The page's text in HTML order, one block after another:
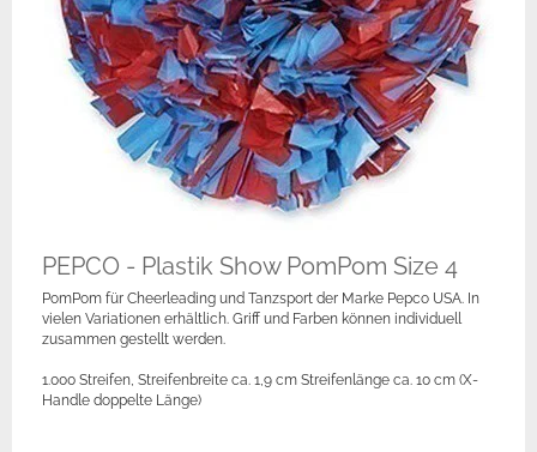
PEPCO - Plastik Show PomPom Size 4
PomPom für Cheerleading und Tanzsport der Marke Pepco USA. In
vielen Variationen erhältlich. Griff und Farben können individuell
zusammen gestellt werden.
1.000 Streifen, Streifenbreite ca. 1,9 cm Streifenlänge ca. 10 cm (X-
Handle doppelte Länge)